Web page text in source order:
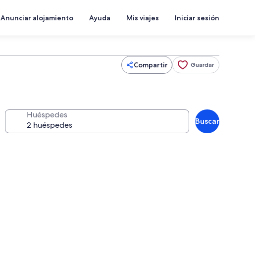
Anunciar alojamiento Ayuda Mis viajes Iniciar sesión
Compartir Guardar
Huéspedes
Buscar